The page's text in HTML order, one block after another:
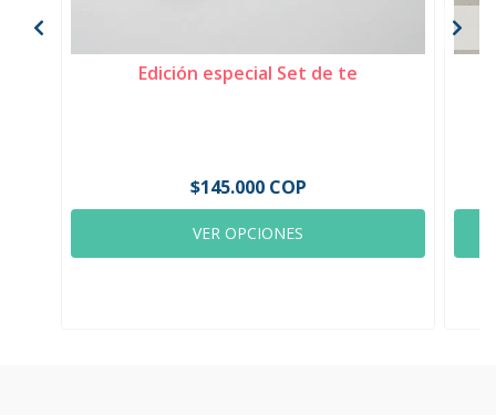
Edición especial Set de te
$145.000 COP
VER OPCIONES